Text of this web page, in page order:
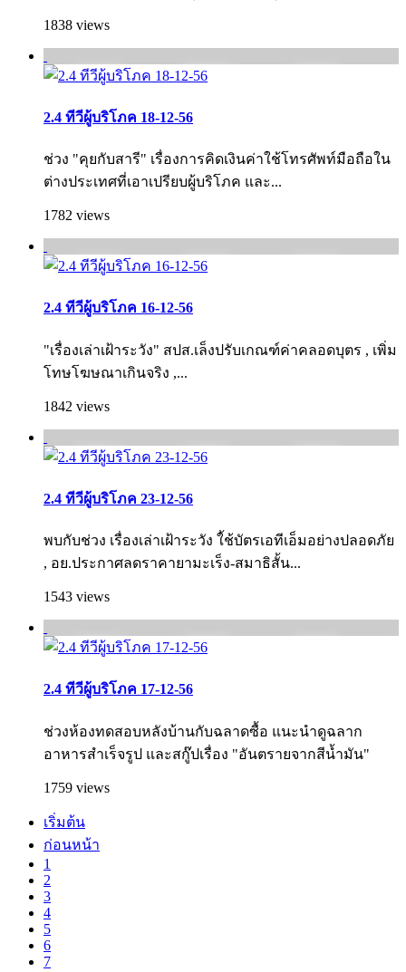
1838 views
2.4 ทีวีผู้บริโภค 18-12-56
ช่วง "คุยกับสารี" เรื่องการคิดเงินค่าใช้โทรศัพท์มือถือใน
ต่างประเทศที่เอาเปรียบผู้บริโภค และ...
1782 views
2.4 ทีวีผู้บริโภค 16-12-56
"เรื่องเล่าเฝ้าระวัง" สปส.เล็งปรับเกณฑ์ค่าคลอดบุตร , เพิ่ม
โทษโฆษณาเกินจริง ,...
1842 views
2.4 ทีวีผู้บริโภค 23-12-56
พบกับช่วง เรื่องเล่าเฝ้าระวัง ใ้ช้บัตรเอทีเอ็มอย่างปลอดภัย
, อย.ประกาศลดราคายามะเร็ง-สมาธิสั้น...
1543 views
2.4 ทีวีผู้บริโภค 17-12-56
ช่วงห้องทดสอบหลังบ้านกับฉลาดซื้อ แนะนำดูฉลาก
อาหารสำเร็จรูป และสกู๊ปเรื่อง "อันตรายจากสีน้ำมัน"
1759 views
เริ่มต้น
ก่อนหน้า
1
2
3
4
5
6
7